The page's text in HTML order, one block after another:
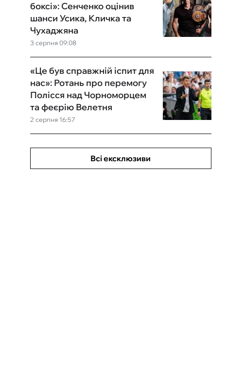
3 серпня 09:08
боксі»: Сенченко оцінив
шанси Усика, Кличка та
Чухаджяна
2 серпня 16:57
«Це був справжній іспит для
нас»: Ротань про перемогу
Полісся над Чорноморцем
та феєрію Велетня
Всі ексклюзиви